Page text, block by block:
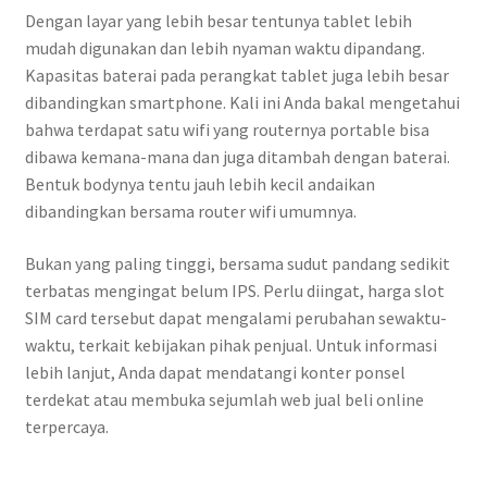
Dengan layar yang lebih besar tentunya tablet lebih
mudah digunakan dan lebih nyaman waktu dipandang.
Kapasitas baterai pada perangkat tablet juga lebih besar
dibandingkan smartphone. Kali ini Anda bakal mengetahui
bahwa terdapat satu wifi yang routernya portable bisa
dibawa kemana-mana dan juga ditambah dengan baterai.
Bentuk bodynya tentu jauh lebih kecil andaikan
dibandingkan bersama router wifi umumnya.
Bukan yang paling tinggi, bersama sudut pandang sedikit
terbatas mengingat belum IPS. Perlu diingat, harga slot
SIM card tersebut dapat mengalami perubahan sewaktu-
waktu, terkait kebijakan pihak penjual. Untuk informasi
lebih lanjut, Anda dapat mendatangi konter ponsel
terdekat atau membuka sejumlah web jual beli online
terpercaya.